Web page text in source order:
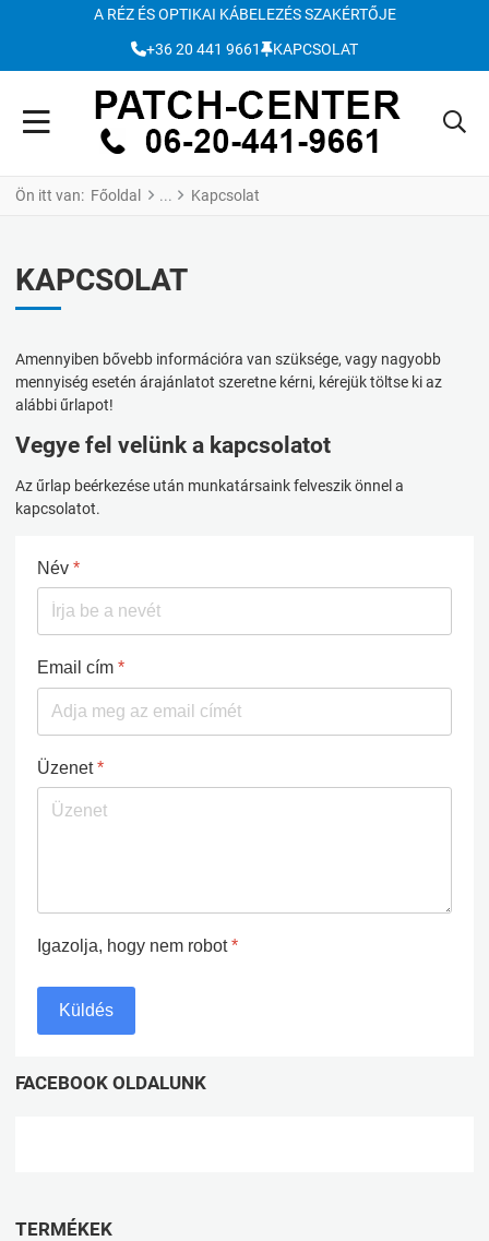
A RÉZ ÉS OPTIKAI KÁBELEZÉS SZAKÉRTŐJE
+36 20 441 9661 KAPCSOLAT
Ön itt van: Főoldal Kapcsolat
FACEBOOK OLDALUNK
TERMÉKEK
KAPCSOLAT
Amennyiben bővebb információra van szüksége, vagy nagyobb
mennyiség esetén árajánlatot szeretne kérni, kérejük töltse ki az
alábbi űrlapot!
Vegye fel velünk a kapcsolatot
Az űrlap beérkezése után munkatársaink felveszik önnel a
kapcsolatot.
Név *
Email cím *
Üzenet*
Igazolja, hogy nem robot*
Küldés